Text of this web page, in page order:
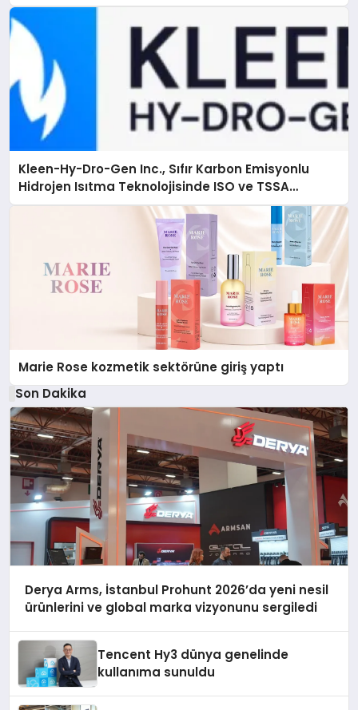
Kleen-Hy-Dro-Gen Inc., Sıfır Karbon Emisyonlu
Hidrojen Isıtma Teknolojisinde ISO ve TSSA
Düzenleyici Onaylarını Aldı
Marie Rose kozmetik sektörüne giriş yaptı
Son Dakika
Derya Arms, İstanbul Prohunt 2026’da yeni nesil
ürünlerini ve global marka vizyonunu sergiledi
Tencent Hy3 dünya genelinde
kullanıma sunuldu